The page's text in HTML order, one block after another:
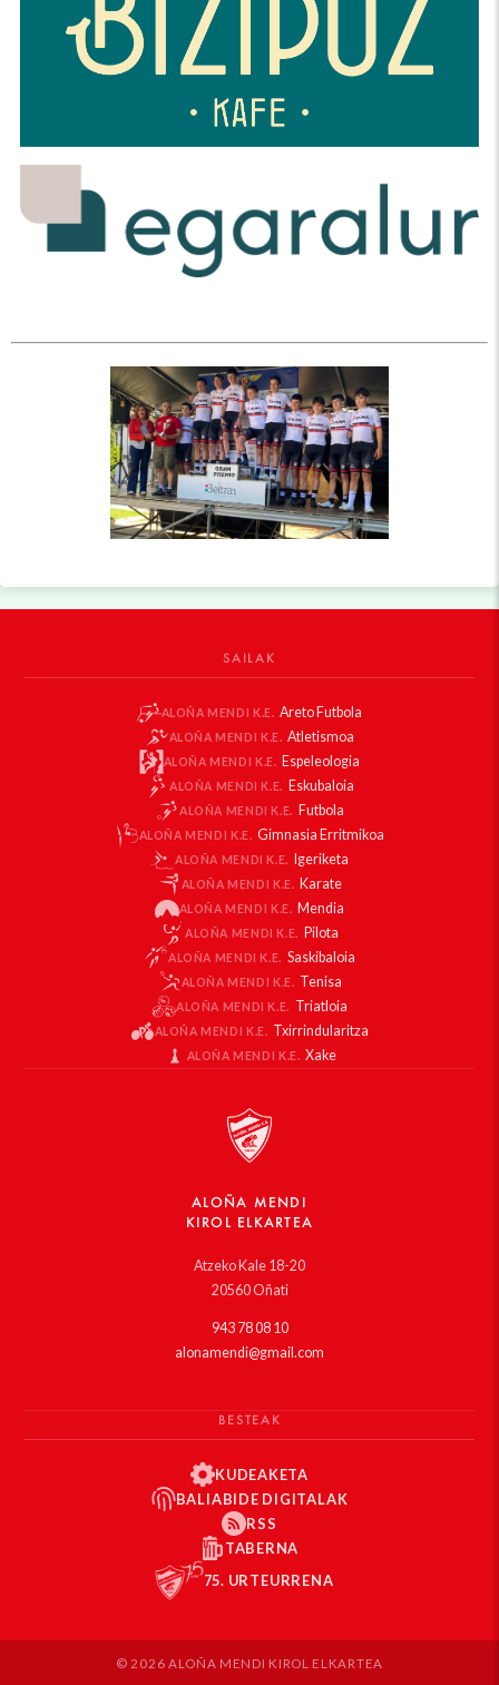
SAILAK
ALOÑA MENDI K.E. Areto Futbola
ALOÑA MENDI K.E. Atletismoa
ALOÑA MENDI K.E. Espeleologia
ALOÑA MENDI K.E. Eskubaloia
ALOÑA MENDI K.E. Futbola
ALOÑA MENDI K.E. Gimnasia Erritmikoa
ALOÑA MENDI K.E. Igeriketa
ALOÑA MENDI K.E. Karate
ALOÑA MENDI K.E. Mendia
ALOÑA MENDI K.E. Pilota
ALOÑA MENDI K.E. Saskibaloia
ALOÑA MENDI K.E. Tenisa
ALOÑA MENDI K.E. Triatloia
ALOÑA MENDI K.E. Txirrindularitza
ALOÑA MENDI K.E. Xake
ALOÑA MENDI
KIROL ELKARTEA
Atzeko Kale 18-20
20560 Oñati
943 78 08 10
alonamendi@gmail.com
BESTEAK
KUDEAKETA
BALIABIDE DIGITALAK
RSS
TABERNA
75. URTEURRENA
© 2026 ALOÑA MENDI KIROL ELKARTEA